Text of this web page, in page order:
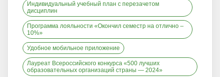
Индивидуальный учебный план с перезачетом
дисциплин
Программа лояльности «Окончил семестр на отлично –
10%»
Удобное мобильное приложение
Лауреат Всероссийского конкурса «500 лучших
образовательных организаций страны — 2024»